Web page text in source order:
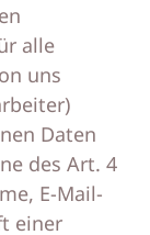
alle
uns
Daten
des Art. 4
E-Mail-
einer